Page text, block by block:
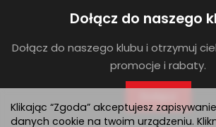
Dołącz do naszego
Dołącz do naszego klubu i otrzymuj
promocje i rabaty.
Klikając “Zgoda” akceptujesz
danych cookie na twoim urządzeniu.